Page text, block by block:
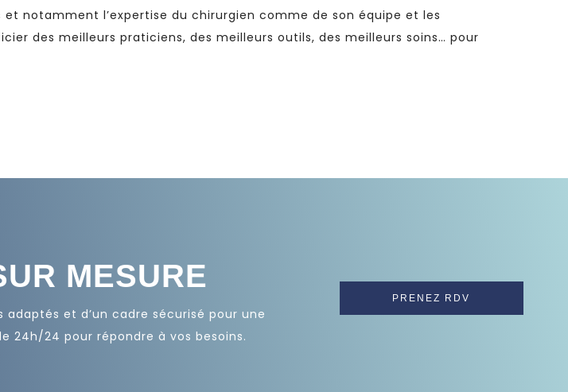
notamment l’expertise du chirurgien comme de son équipe et les
des meilleurs praticiens, des meilleurs outils, des meilleurs soins… pour
MESURE
et d’un cadre sécurisé pour une
24h/24 pour répondre à vos besoins.
PRENEZ RDV